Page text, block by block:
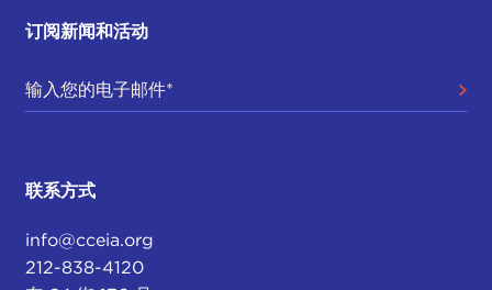
订阅新闻和活动
联系方式
info@cceia.org
212-838-4120